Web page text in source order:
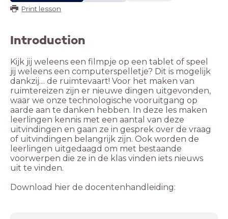
Print lesson
Introduction
Kijk jij weleens een filmpje op een tablet of speel
jij weleens een computerspelletje? Dit is mogelijk
dankzij… de ruimtevaart! Voor het maken van
ruimtereizen zijn er nieuwe dingen uitgevonden,
waar we onze technologische vooruitgang op
aarde aan te danken hebben. In deze les maken
leerlingen kennis met een aantal van deze
uitvindingen en gaan ze in gesprek over de vraag
of uitvindingen belangrijk zijn. Ook worden de
leerlingen uitgedaagd om met bestaande
voorwerpen die ze in de klas vinden iets nieuws
uit te vinden.
Download hier de docentenhandleiding: